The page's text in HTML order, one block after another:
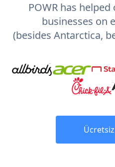
POWR has
businesses on
(besides Antarctica,